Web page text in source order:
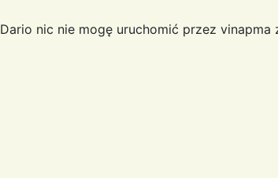
Dario nic nie mogę uruchomić przez vinapma